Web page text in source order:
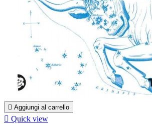
 Aggiungi al carrello
 Quick view